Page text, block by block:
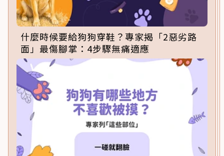
什麼時候要給狗狗穿鞋？專家揭「2惡劣路
面」最傷腳掌：4步驟無痛適應